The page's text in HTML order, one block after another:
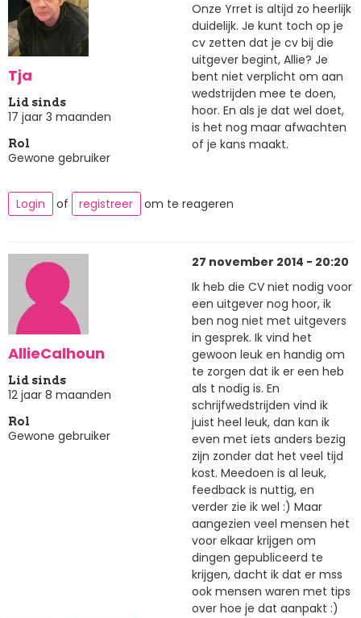
Tja
Lid sinds
17 jaar 3 maanden
Rol
Gewone gebruiker
Onze Yrret is altijd zo heerlijk
duidelijk. Je kunt toch op je
cv zetten dat je cv bij die
uitgever begint, Allie? Je
bent niet verplicht om aan
wedstrijden mee te doen,
hoor. En als je dat wel doet,
is het nog maar afwachten
of je kans maakt.
Login of registreer om te reageren
AllieCalhoun
Lid sinds
12 jaar 8 maanden
Rol
Gewone gebruiker
27 november 2014 - 20:20
Ik heb die CV niet nodig voor
een uitgever nog hoor, ik
ben nog niet met uitgevers
in gesprek. Ik vind het
gewoon leuk en handig om
te zorgen dat ik er een heb
als t nodig is. En
schrijfwedstrijden vind ik
juist heel leuk, dan kan ik
even met iets anders bezig
zijn zonder dat het veel tijd
kost. Meedoen is al leuk,
feedback is nuttig, en
verder zie ik wel :) Maar
aangezien veel mensen het
voor elkaar krijgen om
dingen gepubliceerd te
krijgen, dacht ik dat er mss
ook mensen waren met tips
over hoe je dat aanpakt :)